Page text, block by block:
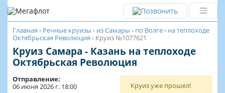
Главная › Речные круизы › из Самары › по Волге› на теплоходе
Октябрьская Революция › Круиз №1077621
Круиз Самара - Казань на теплоходе
Октябрьская Революция
Отправление:
06 июня 2026 г. 18:00
Круиз уже прошел!